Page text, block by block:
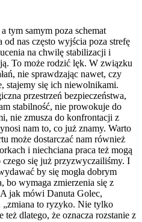
tym samym poza schemat
od nas często wyjścia poza strefę
na chwilę stabilizacji i
To może rodzić lęk. W związku
nie sprawdzając nawet, czy
stajemy się ich niewolnikami.
przestrzeń bezpieczeństwa,
stabilność, nie prowokuje do
nie zmusza do konfrontacji z
nam to, co już znamy. Warto
może dostarczać nam również
i niechciana praca też mogą
czego się już przyzwyczailiśmy. I
by się mogła dobrym
bo wymaga zmierzenia się z
jak mówi Danuta Golec,
„zmiana to ryzyko. Nie tylko
też dlatego, że oznacza rozstanie z